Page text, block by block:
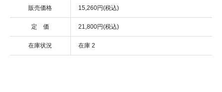
販売価格 15,260円(税込)
定 価 21,800円(税込)
在庫状況 在庫 2